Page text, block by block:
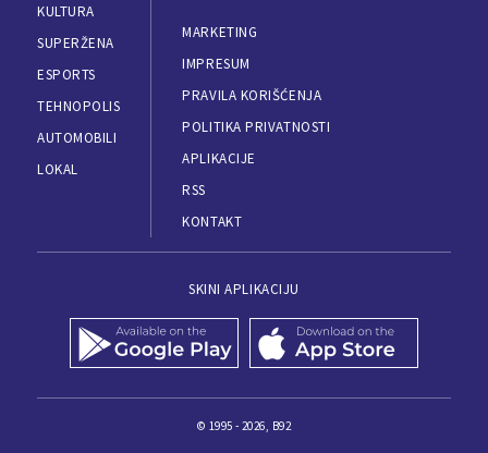
KULTURA
SUPERŽENA
ESPORTS
TEHNOPOLIS
AUTOMOBILI
LOKAL
MARKETING
IMPRESUM
PRAVILA KORIŠĆENJA
POLITIKA PRIVATNOSTI
APLIKACIJE
RSS
KONTAKT
SKINI APLIKACIJU
© 1995 - 2026, B92